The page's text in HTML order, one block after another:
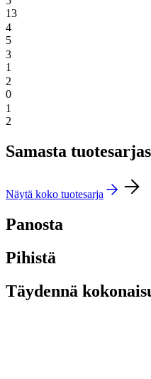
13
4
5
3
1
2
0
1
2
Samasta
Näytä koko tuotesarja
Panosta
Pihistä
Täydennä